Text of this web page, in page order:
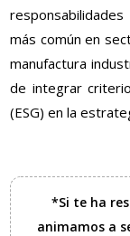
más común en
manufactura
de integrar
(ESG) en la
*Si te ha
animamos a